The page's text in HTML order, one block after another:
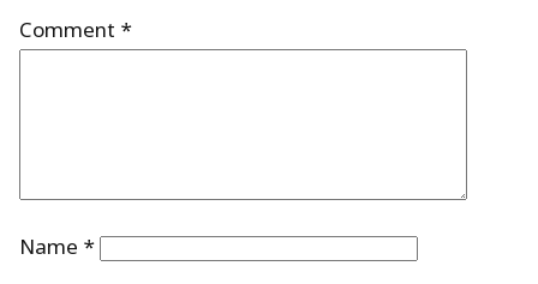
Comment *
Name *